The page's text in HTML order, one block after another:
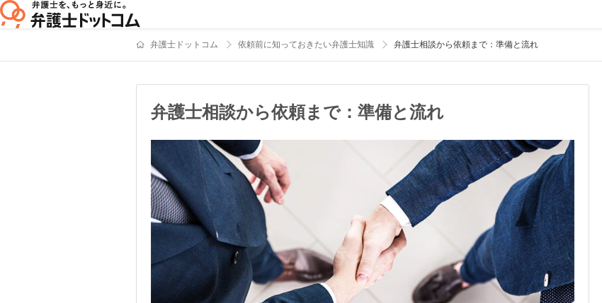
弁護士ドットコム 依頼前に知っておきたい弁護士知識 弁護士相談から依頼まで：準備と流れ
弁護士相談から依頼まで：準備と流れ